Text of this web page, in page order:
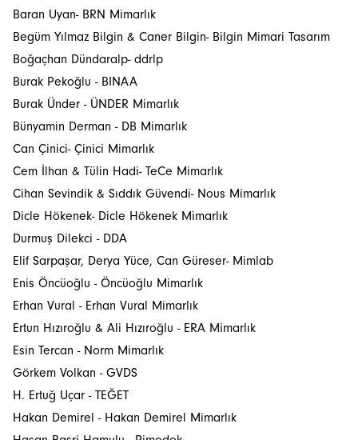
Baran Uyan- BRN Mimarlık
Begüm Yılmaz Bilgin & Caner Bilgin- Bilgin Mimari Tasarım
Boğaçhan Dündaralp- ddrlp
Burak Pekoğlu - BINAA
Burak Ünder - ÜNDER Mimarlık
Bünyamin Derman - DB Mimarlık
Can Çinici- Çinici Mimarlık
Cem İlhan & Tülin Hadi- TeCe Mimarlık
Cihan Sevindik & Sıddık Güvendi- Nous Mimarlık
Dicle Hökenek- Dicle Hökenek Mimarlık
Durmuş Dilekci - DDA
Elif Sarpaşar, Derya Yüce, Can Güreser- Mimlab
Enis Öncüoğlu - Öncüoğlu Mimarlık
Erhan Vural - Erhan Vural Mimarlık
Ertun Hızıroğlu & Ali Hızıroğlu - ERA Mimarlık
Esin Tercan - Norm Mimarlık
Görkem Volkan - GVDS
H. Ertuğ Uçar - TEĞET
Hakan Demirel - Hakan Demirel Mimarlık